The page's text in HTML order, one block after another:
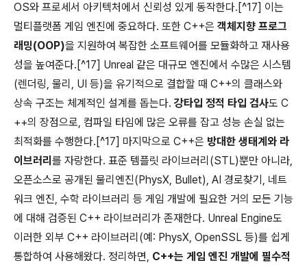
OS와 프로세서 아키텍처에서 신뢰성 있게 동작한다.[^17] 이는
멀티플랫폼 게임 엔진에 중요하다. 또한 C++은 객체지향 프로그
래밍(OOP)을 지원하여 복잡한 소프트웨어를 모듈화하고 재사용
성을 높여준다.[^17] Unreal 같은 대규모 엔진에서 수많은 시스템
(렌더링, 물리, UI 등)을 유기적으로 결합할 때 C++의 클래스와
상속 구조는 체계적인 설계를 돕는다. 강타입 정적 타입 검사도 C
++의 장점으로, 컴파일 타임에 많은 오류를 잡고 성능 손실 없는
최적화를 수행한다.[^17] 마지막으로 C++은 방대한 생태계와 라
이브러리 를 자랑한다. 표준 템플릿 라이브러리(STL)뿐만 아니라,
오픈소스로 공개된 물리엔진(PhysX, Bullet), AI 경로찾기, 네트
워크 엔진, 수학 라이브러리 등 게임 개발에 필요한 거의 모든 기능
에 대해 검증된 C++ 라이브러리가 존재한다. Unreal Engine도
이러한 외부 C++ 라이브러리(예: PhysX, OpenSSL 등)를 쉽게
통합하여 사용해왔다. 정리하면, C++는 게임 엔진 개발에 필수적